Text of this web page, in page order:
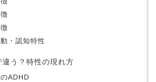
・認知特性
う？特性の現れ方
ADHD